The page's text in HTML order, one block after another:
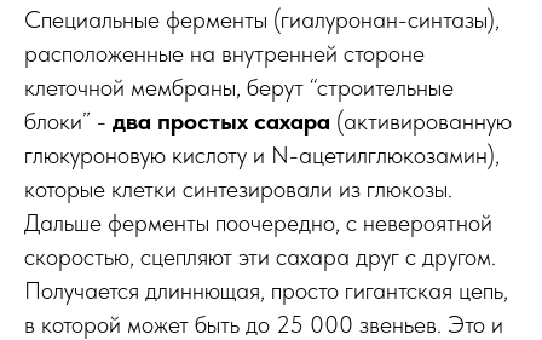
Специальные ферменты (гиалуронан-синтазы),
расположенные на внутренней стороне
клеточной мембраны, берут “строительные
блоки” - два простых сахара (активированную
глюкуроновую кислоту и N-ацетилглюкозамин),
которые клетки синтезировали из глюкозы.
Дальше ферменты поочередно, с невероятной
скоростью, сцепляют эти сахара друг с другом.
Получается длиннющая, просто гигантская цепь,
в которой может быть до 25 000 звеньев. Это и